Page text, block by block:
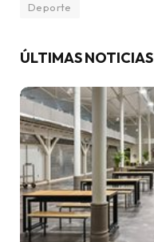
Deporte
ÚLTIMAS NOTICIAS